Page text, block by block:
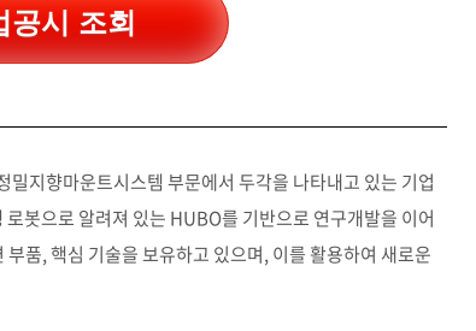
공시 조회
지향마운트시스템 부문에서 두각을 나타내고 있는 기업
봇으로 알려져 있는 HUBO를 기반으로 연구개발을 이어
품, 핵심 기술을 보유하고 있으며, 이를 활용하여 새로운